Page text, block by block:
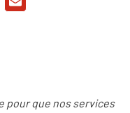
pour que nos services